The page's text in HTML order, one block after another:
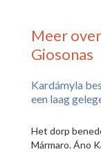
Meer
Giosonas
Kardámyla
een laag
Het dorp
Mármaro. Áno